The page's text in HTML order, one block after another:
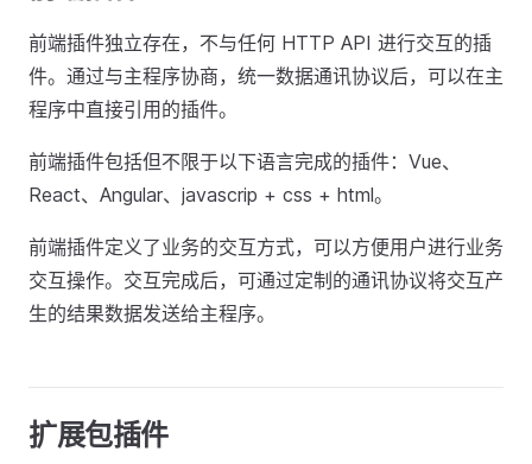
前端插件独立存在，不与任何 HTTP API 进行交互的插
件。通过与主程序协商，统一数据通讯协议后，可以在主
程序中直接引用的插件。
前端插件包括但不限于以下语言完成的插件：Vue、
React、Angular、javascrip + css + html。
前端插件定义了业务的交互方式，可以方便用户进行业务
交互操作。交互完成后，可通过定制的通讯协议将交互产
生的结果数据发送给主程序。
扩展包插件